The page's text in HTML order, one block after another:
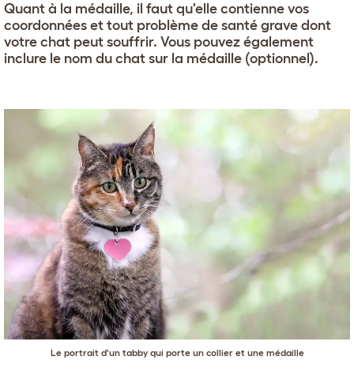
Quant à la médaille, il faut qu'elle contienne vos
coordonnées et tout problème de santé grave dont
votre chat peut souffrir. Vous pouvez également
inclure le nom du chat sur la médaille (optionnel).
Le portrait d'un tabby qui porte un collier et une médaille